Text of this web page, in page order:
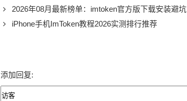
2026年08月最新榜单：imtoken官方版下载安装避坑指南
iPhone手机ImToken教程2026实测排行推荐
添加回复: